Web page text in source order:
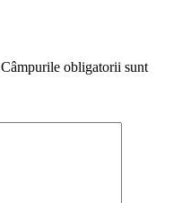
Câmpurile obligatorii sunt